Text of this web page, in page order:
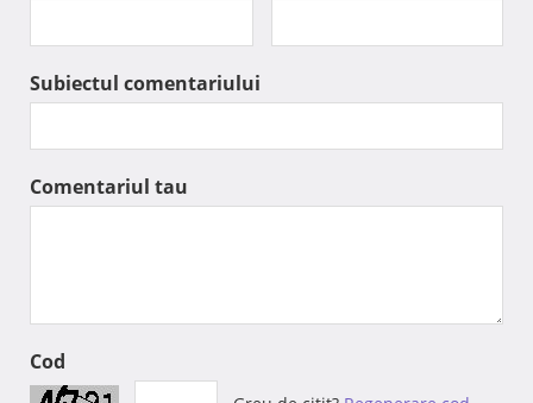
Subiectul comentariului
Comentariul tau
Cod